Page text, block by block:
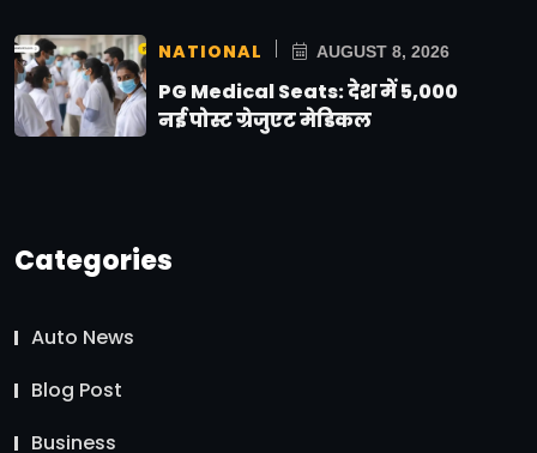
NATIONAL AUGUST 8, 2026
PG Medical Seats: देश में 5,000
नई पोस्ट ग्रेजुएट मेडिकल
Categories
Auto News
Blog Post
Business